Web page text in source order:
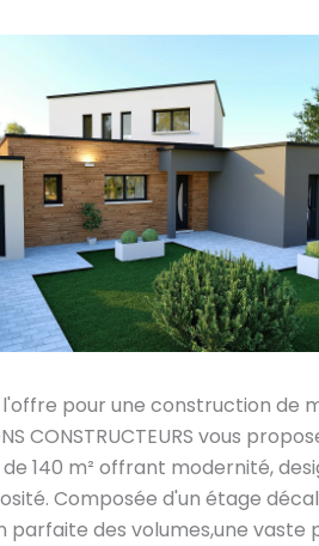
pour une construction de
CONSTRUCTEURS vous
140 m² offrant modernité,
Composée d'un étage
parfaite des volumes,une vaste